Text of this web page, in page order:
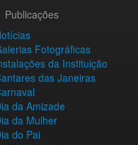
Publicações
Fotográficas
da Instituição
das Janeiras
da Amizade
da Mulher
do Pai